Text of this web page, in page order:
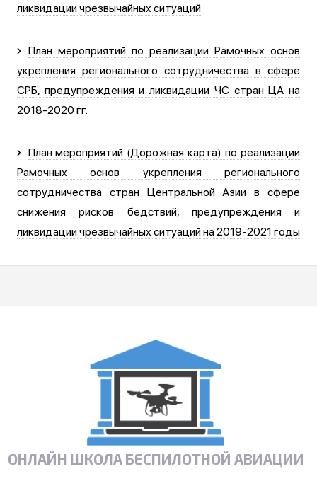
ликвидации чрезвычайных ситуаций
План мероприятий по реализации Рамочных основ
укрепления регионального сотрудничества в сфере
СРБ, предупреждения и ликвидации ЧС стран ЦА на
2018-2020 гг.
План мероприятий (Дорожная карта) по реализации
Рамочных основ укрепления регионального
сотрудничества стран Центральной Азии в сфере
снижения рисков бедствий, предупреждения и
ликвидации чрезвычайных ситуаций на 2019-2021 годы
ОНЛАЙН ШКОЛА БЕСПИЛОТНОЙ АВИАЦИИ